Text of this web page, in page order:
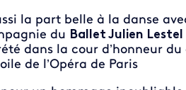
la part belle à la danse
du Ballet Julien Lestel
dans la cour d’honneur
de l’Opéra de Paris